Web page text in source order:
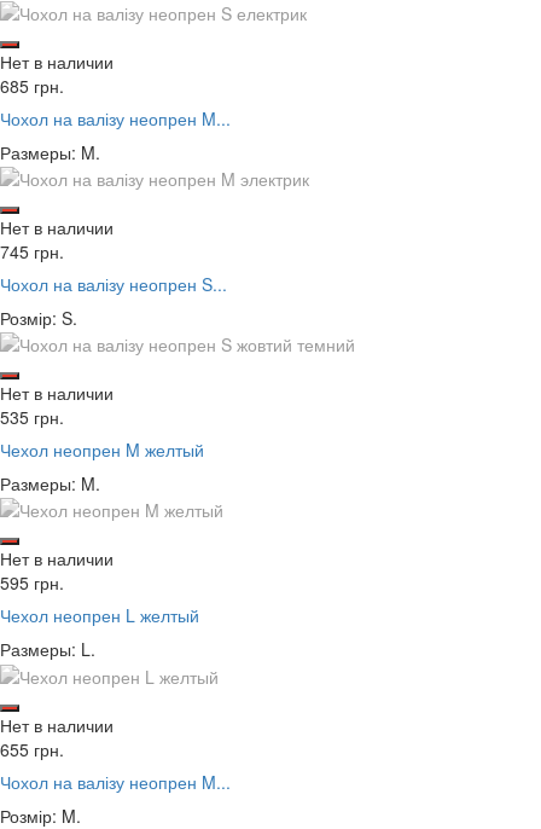
Нет в наличии
685 грн.
Чохол на валізу неопрен M...
Размеры: M.
Нет в наличии
745 грн.
Чохол на валізу неопрен S...
Розмір: S.
Нет в наличии
535 грн.
Чехол неопрен M желтый
Размеры: M.
Нет в наличии
595 грн.
Чехол неопрен L желтый
Размеры: L.
Нет в наличии
655 грн.
Чохол на валізу неопрен M...
Розмір: M.